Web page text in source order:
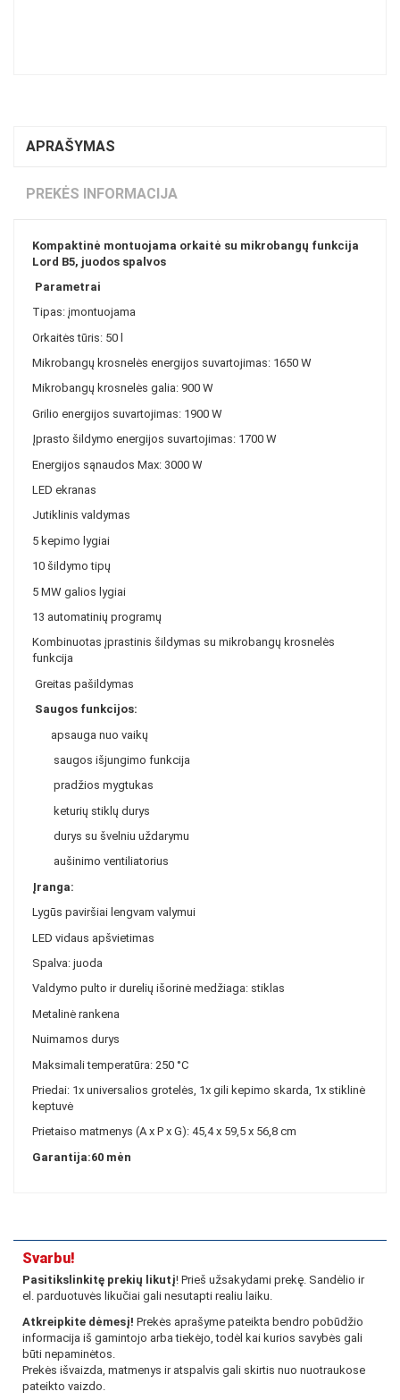
APRAŠYMAS
PREKĖS INFORMACIJA
Kompaktinė montuojama orkaitė su mikrobangų funkcija
Lord B5, juodos spalvos
Parametrai
Tipas: įmontuojama
Orkaitės tūris: 50 l
Mikrobangų krosnelės energijos suvartojimas: 1650 W
Mikrobangų krosnelės galia: 900 W
Grilio energijos suvartojimas: 1900 W
Įprasto šildymo energijos suvartojimas: 1700 W
Energijos sąnaudos Max: 3000 W
LED ekranas
Jutiklinis valdymas
5 kepimo lygiai
10 šildymo tipų
5 MW galios lygiai
13 automatinių programų
Kombinuotas įprastinis šildymas su mikrobangų krosnelės
funkcija
Greitas pašildymas
Saugos funkcijos:
apsauga nuo vaikų
saugos išjungimo funkcija
pradžios mygtukas
keturių stiklų durys
durys su švelniu uždarymu
aušinimo ventiliatorius
Įranga:
Lygūs paviršiai lengvam valymui
LED vidaus apšvietimas
Spalva: juoda
Valdymo pulto ir durelių išorinė medžiaga: stiklas
Metalinė rankena
Nuimamos durys
Maksimali temperatūra: 250 °C
Priedai: 1x universalios grotelės, 1x gili kepimo skarda, 1x stiklinė
keptuvė
Prietaiso matmenys (A x P x G): 45,4 x 59,5 x 56,8 cm
Garantija:60 mėn
Svarbu!
Pasitikslinkitę prekių likutį! Prieš užsakydami prekę. Sandėlio ir
el. parduotuvės likučiai gali nesutapti realiu laiku.
Atkreipkite dėmesį! Prekės aprašyme pateikta bendro pobūdžio
informacija iš gamintojo arba tiekėjo, todėl kai kurios savybės gali
būti nepaminėtos.
Prekės išvaizda, matmenys ir atspalvis gali skirtis nuo nuotraukose
pateikto vaizdo.